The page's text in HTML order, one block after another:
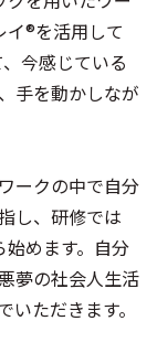
®を活用して
今感じている
手を動かしなが
ークの中で自分
し、研修では
始めます。自分
夢の社会人生活
ただきます。